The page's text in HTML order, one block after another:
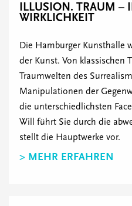
ILLUSION. TRAUM –
WIRKLICHKEIT
Die Hamburger Kunsthalle
der Kunst. Von klassischen
Traumwelten des
Manipulationen der
die unterschiedlichsten
Will führt Sie durch die
stellt die Hauptwerke vor.
> MEHR ERFAHREN